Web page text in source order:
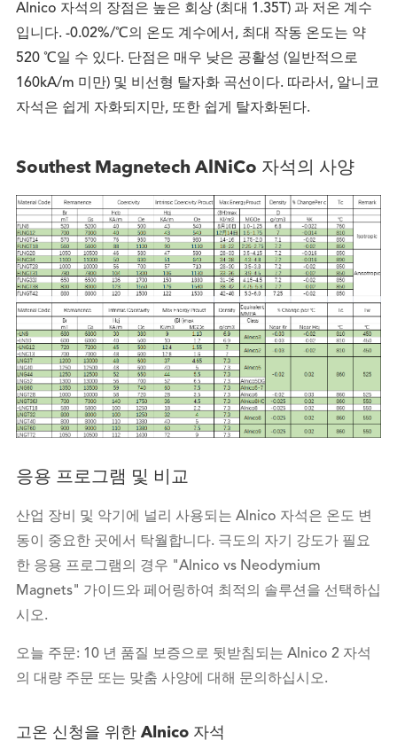
Alnico 자석의 장점은 높은 회상 (최대 1.35T) 과 저온 계수
입니다. -0.02%/℃의 온도 계수에서, 최대 작동 온도는 약
520 ℃일 수 있다. 단점은 매우 낮은 공활성 (일반적으로
160kA/m 미만) 및 비선형 탈자화 곡선이다. 따라서, 알니코
자석은 쉽게 자화되지만, 또한 쉽게 탈자화된다.
Southest Magnetech AlNiCo 자석의 사양
응용 프로그램 및 비교
산업 장비 및 악기에 널리 사용되는 Alnico 자석은 온도 변
동이 중요한 곳에서 탁월합니다. 극도의 자기 강도가 필요
한 응용 프로그램의 경우 "Alnico vs Neodymium
Magnets" 가이드와 페어링하여 최적의 솔루션을 선택하십
시오.
오늘 주문: 10 년 품질 보증으로 뒷받침되는 Alnico 2 자석
의 대량 주문 또는 맞춤 사양에 대해 문의하십시오.
고온 신청을 위한 Alnico 자석